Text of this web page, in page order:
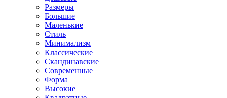
Размеры
Большие
Маленькие
Стиль
Минимализм
Классические
Скандинавские
Современные
Форма
Высокие